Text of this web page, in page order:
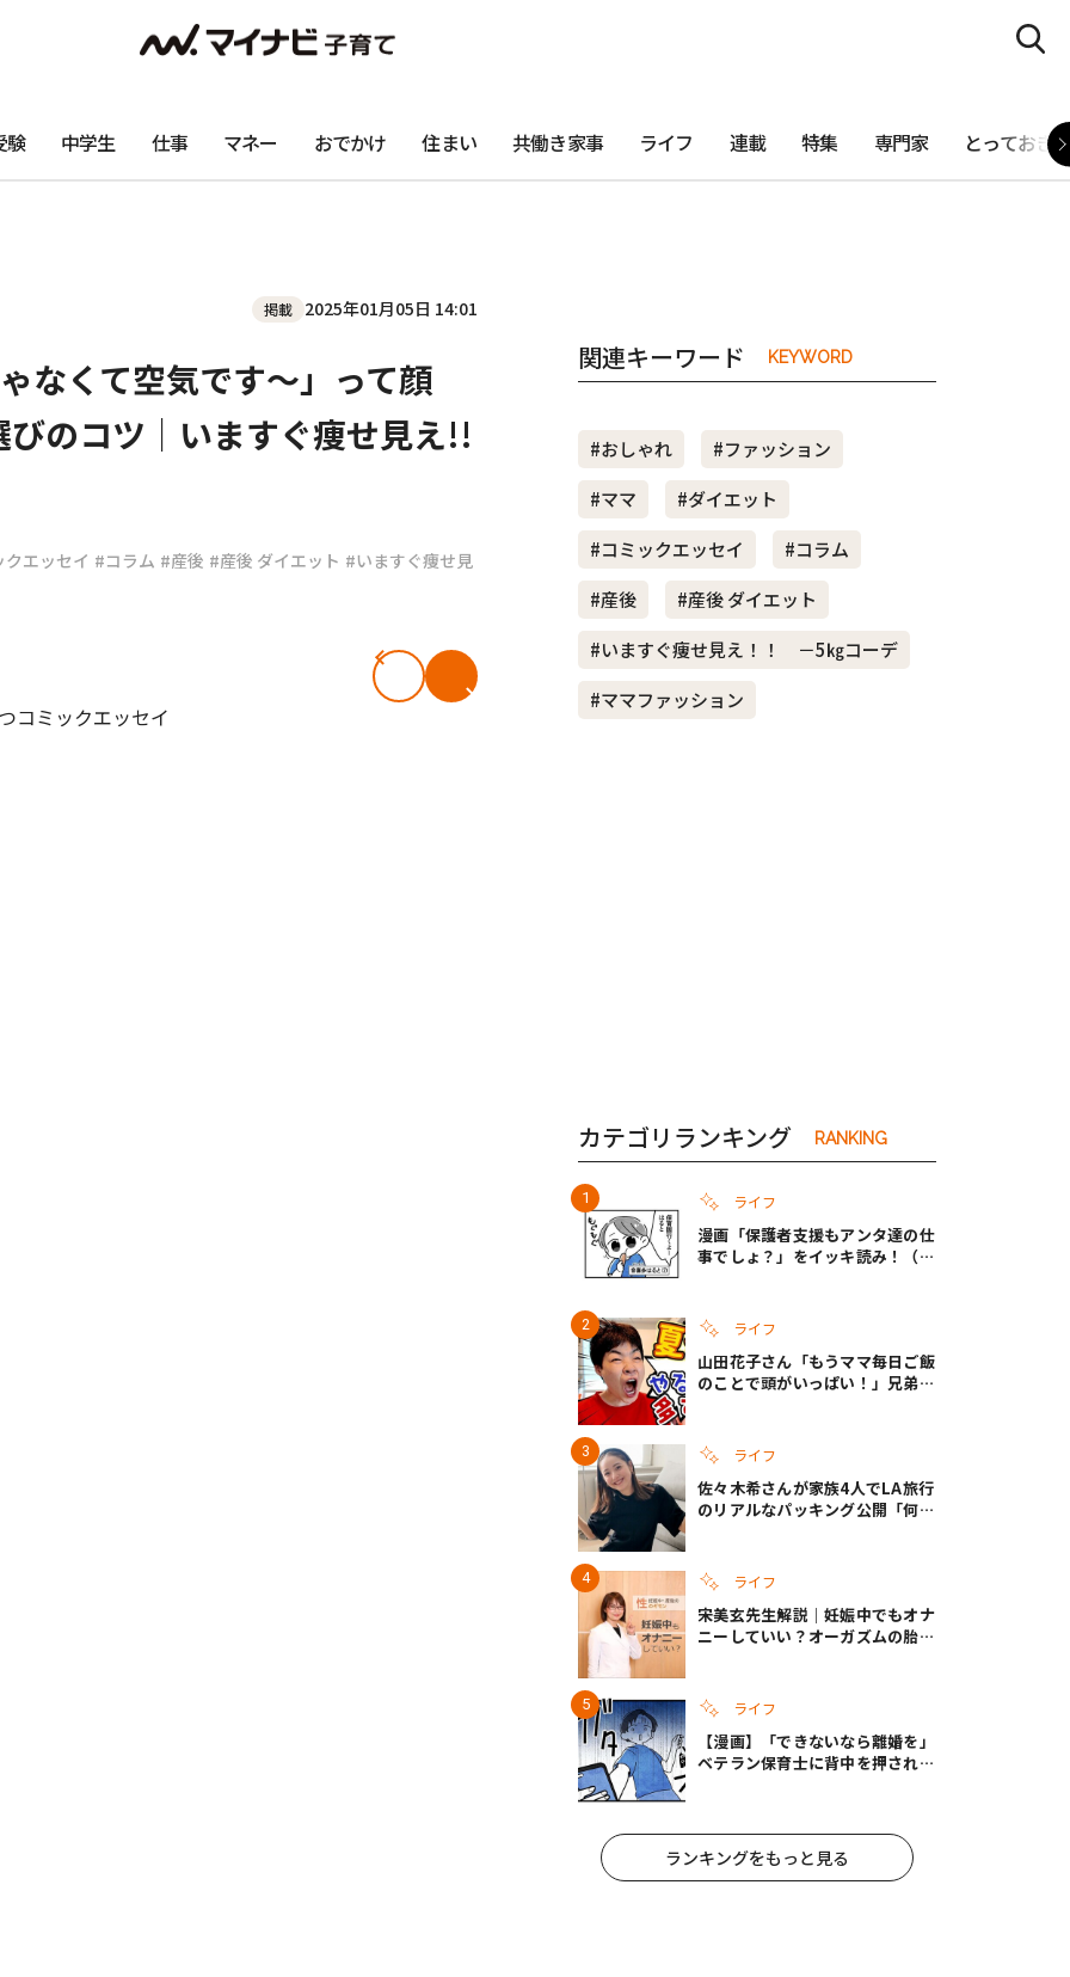
#共働き夫婦 #産休
ニュース #マタニティニュース
験 中学生 仕事 マネー おでかけ 住まい 共働き家事 ライフ 連載 特集 専門家 とっておき
掲載 2025年01月05日 14:01
なくて空気です～」って顔
のコツ｜いますぐ痩せ見え!!
エッセイ #コラム #産後 #産後 ダイエット #いますぐ痩せ見
関連キーワード KEYWORD
#おしゃれ
#ファッション
#ママ
#ダイエット
#コミックエッセイ
#コラム
#産後
#産後 ダイエット
#いますぐ痩せ見え！！ －5㎏コーデ
#ママファッション
カテゴリランキング RANKING
ライフ
漫画「保護者支援もアンタ達の仕
事でしょ？」をイッキ読み！（右
ライフ
山田花子さん「もうママ毎日ご飯
のことで頭がいっぱい！」兄弟夏
ライフ
佐々木希さんが家族4人でLA旅行
のリアルなパッキング公開「何が
ライフ
宋美玄先生解説｜妊娠中でもオナ
ニーしていい？オーガズムの胎児
ライフ
【漫画】「できないなら離婚を」
ベテラン保育士に背中を押され、
ランキングをもっと見る